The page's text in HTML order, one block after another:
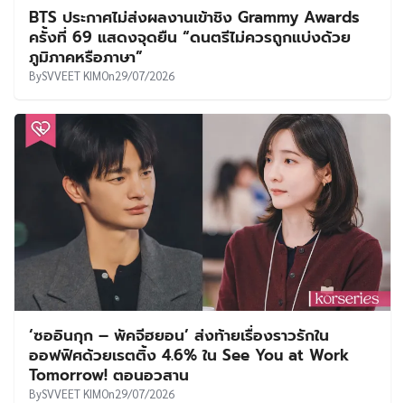
BTS ประกาศไม่ส่งผลงานเข้าชิง Grammy Awards
ครั้งที่ 69 แสดงจุดยืน “ดนตรีไม่ควรถูกแบ่งด้วย
ภูมิภาคหรือภาษา”
BySVVEET KIMOn29/07/2026
‘ซออินกุก – พัคจีฮยอน’ ส่งท้ายเรื่องราวรักใน
ออฟฟิศด้วยเรตติ้ง 4.6% ใน See You at Work
Tomorrow! ตอนอวสาน
BySVVEET KIMOn29/07/2026